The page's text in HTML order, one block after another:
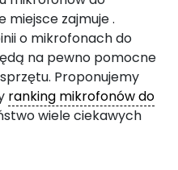
miejsce zajmuje.
o mikrofonach do
na pewno pomocne
Proponujemy
ranking mikrofonów do
wiele ciekawych